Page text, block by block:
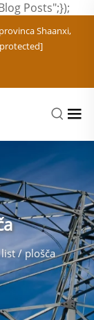
Posts";});
Shaanxi,
/ plošča